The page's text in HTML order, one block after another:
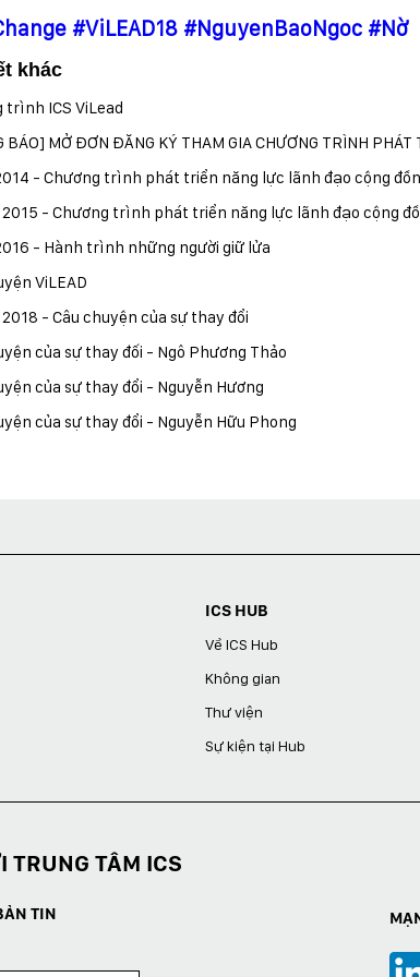
#ViLEAD18 #NguyenBaoNgoc #Nờ
khác
trình ICS ViLead
BÁO] MỞ ĐƠN ĐĂNG KÝ THAM GIA CHƯƠNG TRÌNH
- Chương trình phát triển năng lực lãnh đạo cộng
2015 - Chương trình phát triển năng lực lãnh đạo cộng
- Hành trình những người giữ lửa
ViLEAD
2018 - Câu chuyện của sự thay đổi
của sự thay đối - Ngô Phương Thảo
của sự thay đổi - Nguyễn Hương
của sự thay đổi - Nguyễn Hữu Phong
ICS HUB
Về ICS Hub
Không gian
Thư viện
Sự kiện tại Hub
TRUNG TÂM ICS
TIN